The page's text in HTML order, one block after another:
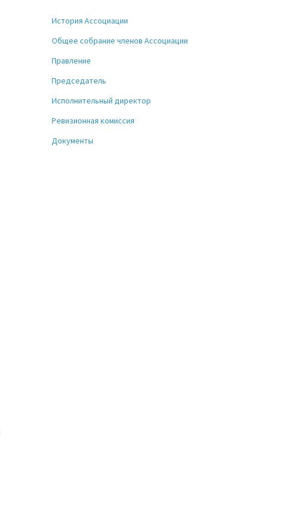
История Ассоциации
Общее собрание членов Ассоциации
Правление
Председатель
Исполнительный директор
Ревизионная комиссия
Документы